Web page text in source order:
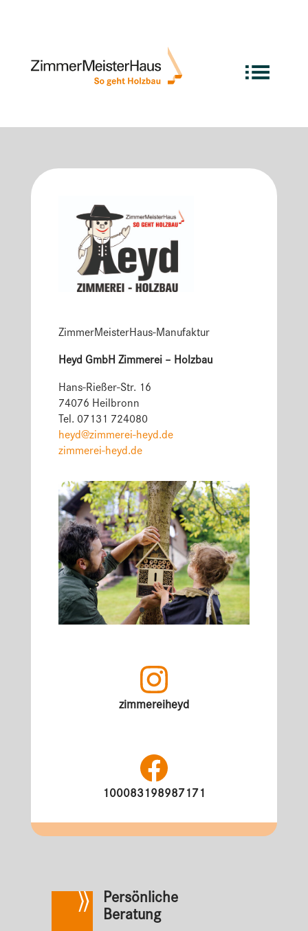
Deine exzellente Manufaktur
ganz in der Nähe …
ZimmerMeisterHaus-Manufaktur
Heyd GmbH Zimmerei – Holzbau
Hans-Rießer-Str. 16
74076 Heilbronn
Tel. 07131 724080
heyd@zimmerei-heyd.de
zimmerei-heyd.de
zimmereiheyd
100083198987171
Persönliche
Beratung